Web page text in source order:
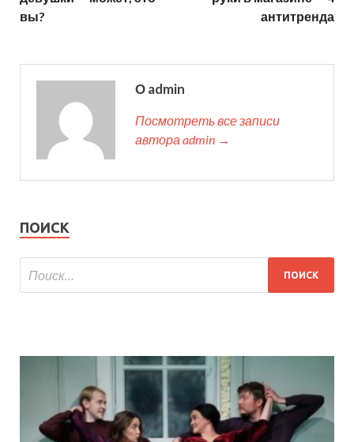
вы?
антитренда
О admin
Посмотреть все записи
автора admin →
ПОИСК